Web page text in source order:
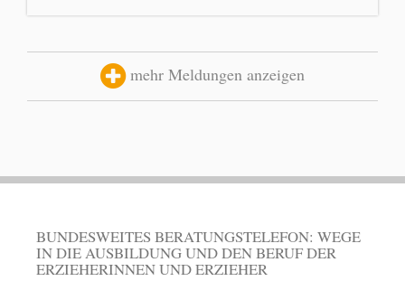
mehr Meldungen anzeigen
BUNDESWEITES BERATUNGSTELEFON: WEGE
IN DIE AUSBILDUNG UND DEN BERUF DER
ERZIEHERINNEN UND ERZIEHER